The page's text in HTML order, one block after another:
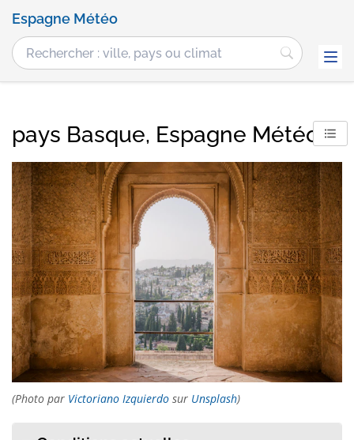
Espagne Météo
pays Basque, Espagne Météo
(Photo par Victoriano Izquierdo sur Unsplash)